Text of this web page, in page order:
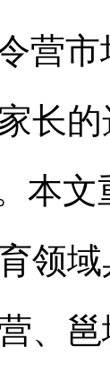
营
长
本
领
、